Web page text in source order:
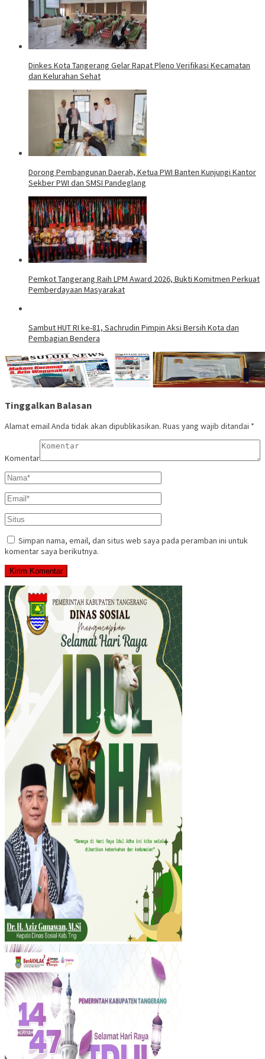
Dinkes Kota Tangerang Gelar Rapat Pleno Verifikasi Kecamatan
dan Kelurahan Sehat
Dorong Pembangunan Daerah, Ketua PWI Banten Kunjungi Kantor
Sekber PWI dan SMSI Pandeglang
Pemkot Tangerang Raih LPM Award 2026, Bukti Komitmen Perkuat
Pemberdayaan Masyarakat
Sambut HUT RI ke-81, Sachrudin Pimpin Aksi Bersih Kota dan
Pembagian Bendera
Tinggalkan Balasan
Alamat email Anda tidak akan dipublikasikan. Ruas yang wajib ditandai *
Komentar
Simpan nama, email, dan situs web saya pada peramban ini untuk
komentar saya berikutnya.